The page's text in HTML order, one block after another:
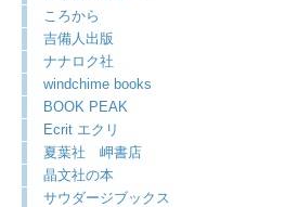
ころから
吉備人出版
ナナロク社
windchime books
BOOK PEAK
Ecrit エクリ
夏葉社 岬書店
晶文社の本
サウダージブックス